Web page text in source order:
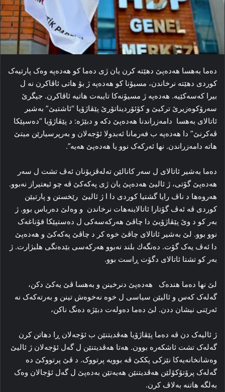
ده‌ما به‌هسا ھەدەپێ دھێتە کرن یان ژی ده‌ما کو ھەدەپە وه‌ک پارتیه‌ک
کوردی دھێتە نرخاندن، مسیۆنا کو ھەدەپە ژ بۆ هاتی ئاڤاکرن نه‌ ل
بیرا که‌سه‌کێیه‌. ھەدەپە ژ مسیۆنه‌کا تایبه‌ت هاتیه‌ ئاڤاکرن. جیگرێ
سه‌رۆکوه‌زیرێ ترکیێ و کۆئۆردیناتۆرێ پێڤاژۆیا “ئاشتیێ” به‌شیر
ئاتالای به‌هسا دامه‌زراندنا ھەدەپێ دکه‌ و دبێژه‌: د پێڤاژۆیا “ده‌سپێکا
ڤه‌کرنێ” دا‌ ھەدەپە ب فه‌رمانا ئەبدولا ئۆجەلان و به‌رپرسیارێن میتێ
هاته‌ دامه‌زراندن. نها ئه‌رکه‌ک نوو یا ھەدەپێ هه‌یه”‌.
ده‌ما به‌شیر ئاتالای ل سه‌ر کانالێن ته‌له‌ڤزیۆنان ئه‌ڤ تشت ل سەر
ھەدەپێ گۆتی، ژ ئالیێ ھەدەپێ یان ژی پەکەکێ ڤه‌ چو ئیعتیراز نه‌بوو.
هه‌روه‌ها د ناڤ رایا گشتیا كوردی دا ا ژ ئالیێ رێخستن و پارتیێن
كوردی ڤە ئه‌ڤ گۆتارا ئاتالاینەھات نرخاندن و وه‌لێ ده‌رباس بوو. ژ
به‌ر کو د وێ پێڤاژۆیێ دا‌ چاڤێ هه‌رکه‌سه‌کی ل ده‌ستپێکا قۆناغه‌ک
نوو بوو. لێ به‌شیر ئاتالای چاڤێ خوه‌ کر د چاڤێ پەکەکێ و ھەدەپێ
دا‌ ئه‌ڤ یه‌ک گۆت. ده‌نگەك بلند نەبوو هه‌رکه‌سی بێده‌نگی ھلبژارت. ژ
به‌ر کو تشتا ئاتالای دگۆت ڕاست بوو.
لێ نها ده‌ما هنده‌ک ھەدەپێ دنرخینن و به‌هسا ڤێ یه‌کێ دکن،
گه‌له‌ک كەس و ئالیێن سیاسی ل خوه‌ نه‌خوه‌ش تینن و به‌رته‌که‌ک نه‌
ئه‌رێنی نیشان ددن. لێ ده‌ما ده‌وله‌ت دبێژه‌ ده‌نگ ناكن،
ژ ئالیه‌ک دن ڤه‌ ده‌ما پێڤاژۆیا هه‌ڤدیتنێن ب ئۆجەلان ڕا‌ دهاتن کرن
گه‌له‌ک تشت ئاشکه‌ره‌ بوون. هه‌تا هه‌ڤدیتنێن ل گه‌ل ئۆجەلان ژ ئالیێ
وه‌شانخانه‌یه‌کا نێزکی پککێ ڤه‌ بوویه‌ پرتووک. د ڤێ پرتووکێ ده‌
گه‌له‌ک پرۆتۆکۆلێن هه‌ڤدیتنێن هه‌یه‌تێن بەدەپێ ل گه‌ل ئۆجالان وه‌ک
به‌لگه‌ هاتنه‌ به‌لاڤ کرن.